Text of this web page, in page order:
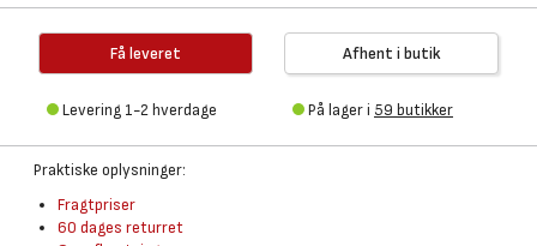
Få leveret
Levering 1-2 hverdage
Afhent i butik
På lager i 59 butikker
Praktiske oplysninger:
Fragtpriser
60 dages returret